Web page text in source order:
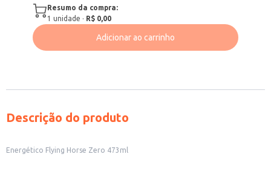
Resumo da compra:
1 unidade · R$ 0,00
Adicionar ao carrinho
Descrição do produto
Energético Flying Horse Zero 473ml